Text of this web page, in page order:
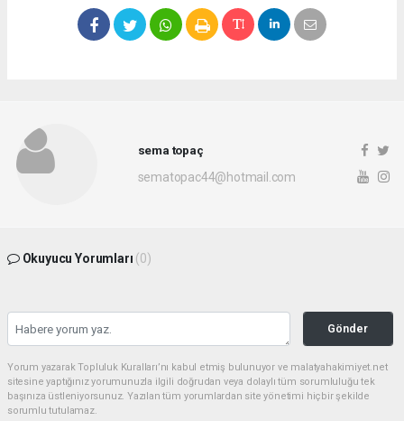
sema topaç
sematopac44@hotmail.com
Okuyucu Yorumları (0)
Gönder
Yorum yazarak Topluluk Kuralları’nı kabul etmiş bulunuyor ve malatyahakimiyet.net
sitesine yaptığınız yorumunuzla ilgili doğrudan veya dolaylı tüm sorumluluğu tek
başınıza üstleniyorsunuz. Yazılan tüm yorumlardan site yönetimi hiçbir şekilde
sorumlu tutulamaz.